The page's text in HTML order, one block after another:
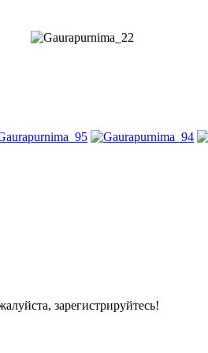
зарегистрируйтесь!